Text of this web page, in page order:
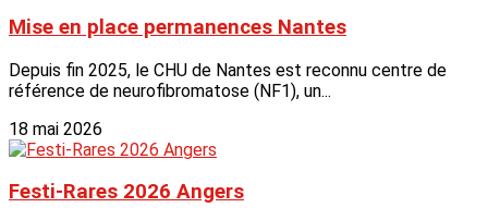
Mise en place permanences Nantes
Depuis fin 2025, le CHU de Nantes est reconnu centre de
référence de neurofibromatose (NF1), un...
18 mai 2026
Festi-Rares 2026 Angers